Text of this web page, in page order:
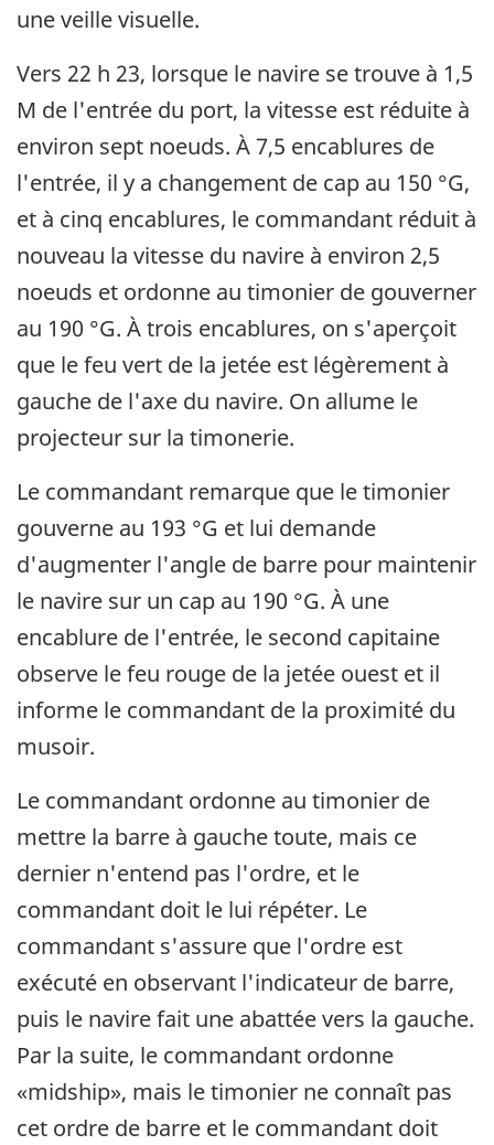
une veille visuelle.
Vers 22 h 23, lorsque le navire se trouve à 1,5
M de l'entrée du port, la vitesse est réduite à
environ sept noeuds. À 7,5 encablures de
l'entrée, il y a changement de cap au 150 °G,
et à cinq encablures, le commandant réduit à
nouveau la vitesse du navire à environ 2,5
noeuds et ordonne au timonier de gouverner
au 190 °G. À trois encablures, on s'aperçoit
que le feu vert de la jetée est légèrement à
gauche de l'axe du navire. On allume le
projecteur sur la timonerie.
Le commandant remarque que le timonier
gouverne au 193 °G et lui demande
d'augmenter l'angle de barre pour maintenir
le navire sur un cap au 190 °G. À une
encablure de l'entrée, le second capitaine
observe le feu rouge de la jetée ouest et il
informe le commandant de la proximité du
musoir.
Le commandant ordonne au timonier de
mettre la barre à gauche toute, mais ce
dernier n'entend pas l'ordre, et le
commandant doit le lui répéter. Le
commandant s'assure que l'ordre est
exécuté en observant l'indicateur de barre,
puis le navire fait une abattée vers la gauche.
Par la suite, le commandant ordonne
«midship», mais le timonier ne connaît pas
cet ordre de barre et le commandant doit